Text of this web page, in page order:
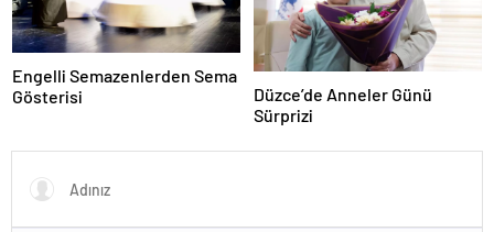
Engelli Semazenlerden Sema
Gösterisi
Düzce’de Anneler Günü
Sürprizi